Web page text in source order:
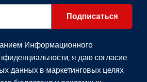
Подписаться
Информационного
, я даю согласие
данных в маркетинговых целях